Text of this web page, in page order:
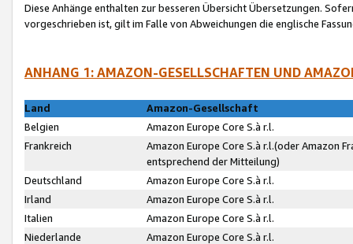
Diese Anhänge enthalten zur besseren Übersicht Übersetzungen.
vorgeschrieben ist, gilt im Falle von Abweichungen die englische
ANHANG 1: AMAZON-GESELLSCHAFTEN UND
Land
Amazon-Gesellschaft
Belgien
Amazon Europe Core S.à r.l.
Frankreich
Amazon Europe Core S.à r.l.(oder Amazon
entsprechend der Mitteilung)
Deutschland
Amazon Europe Core S.à r.l.
Irland
Amazon Europe Core S.à r.l.
Italien
Amazon Europe Core S.à r.l.
Niederlande
Amazon Europe Core S.à r.l.